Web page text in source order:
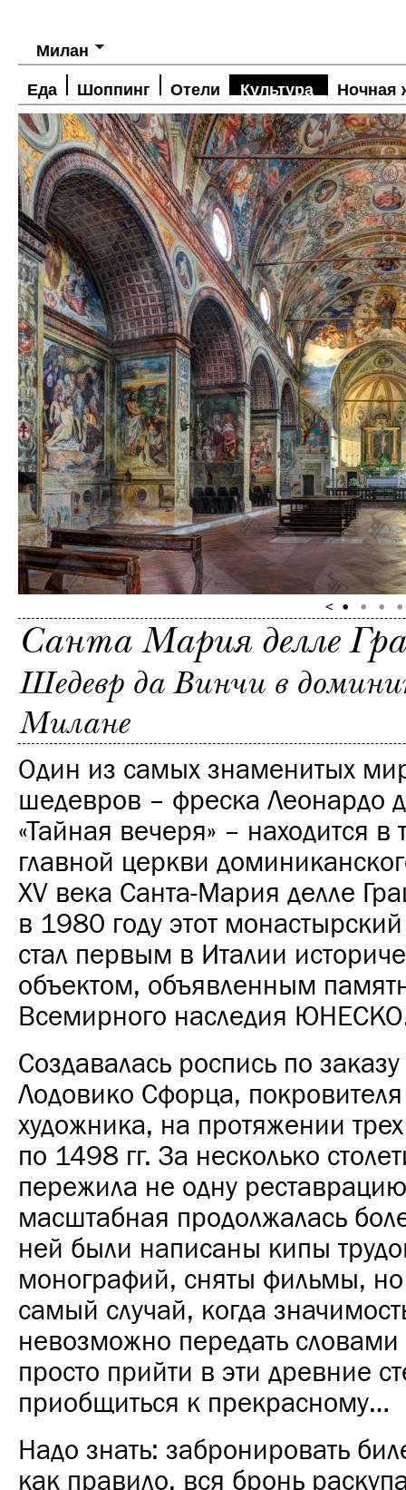
Милан
Еда Шоппинг Отели Культура Ночная
Санта Мария делле
Шедевр да Винчи в
Милане
Один из самых знаменитых
шедевров – фреска Леонардо
«Тайная вечеря» – находится в
главной церкви
XV века Санта-Мария делле
в 1980 году этот
стал первым в Италии
объектом, объявленным
Всемирного наследия
Создавалась роспись по
Лодовико Сфорца,
художника, на протяжении
по 1498 гг. За несколько
пережила не одну
масштабная продолжалась
ней были написаны кипы
монографий, сняты фильмы, но
самый случай, когда
невозможно передать
просто прийти в эти древние
приобщиться к прекрасному…
Надо знать: забронировать
как правило, вся бронь